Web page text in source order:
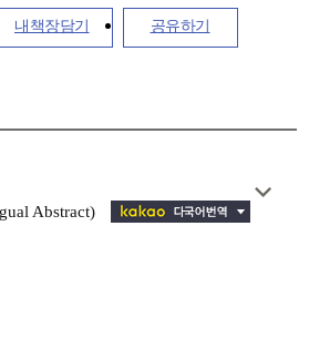
내책장담기 공유하기
Abstract)